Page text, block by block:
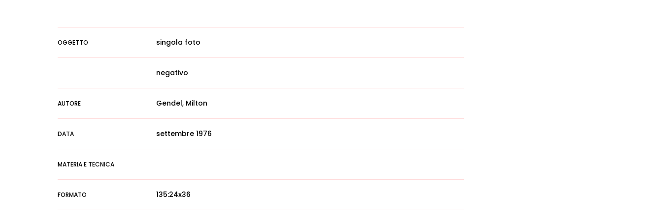
OGGETTO singola foto
negativo
AUTORE Gendel, Milton
DATA settembre 1976
MATERIA E TECNICA
FORMATO 135:24x36